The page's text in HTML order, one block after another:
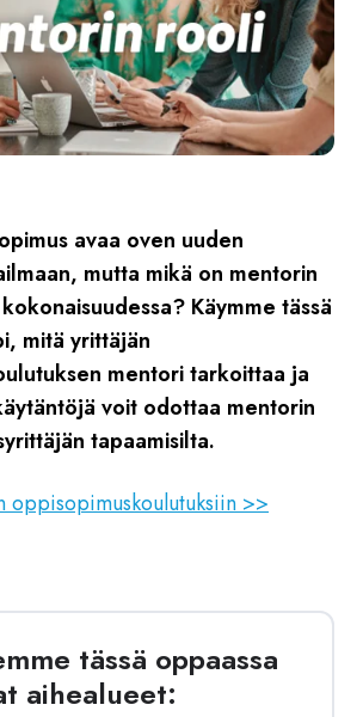
avaa oven uuden
mutta mikä on mentorin
Käymme tässä
mitä yrittäjän
mentori tarkoittaa ja
voit odottaa mentorin
tapaamisilta.
oppisopimuskoulutuksiin >>
tässä oppaassa
aihealueet: